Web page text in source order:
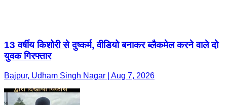
13 वर्षीय किशोरी से दुष्कर्म, वीडियो बनाकर ब्लैकमेल करने वाले दो
युवक गिरफ्तार
Bajpur, Udham Singh Nagar | Aug 7, 2026